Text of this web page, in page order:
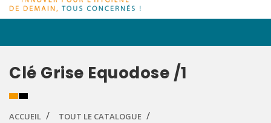
Clé Grise Equodose /1
ACCUEIL TOUT LE CATALOGUE